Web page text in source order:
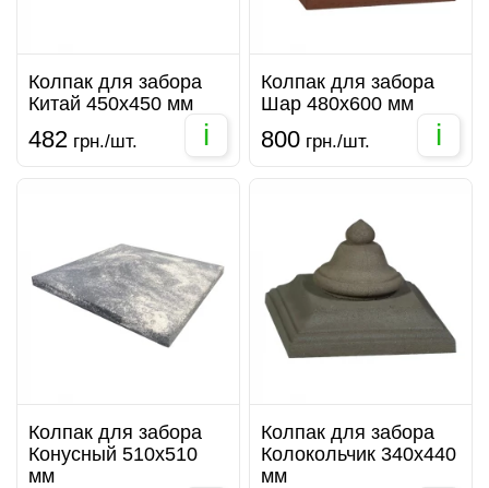
Колпак для забора
Китай 450х450 мм
482 грн./шт. i
Колпак для забора
Шар 480х600 мм
800 грн./шт. i
Колпак для забора
Конусный 510х510
мм
Колпак для забора
Колокольчик 340х440
мм